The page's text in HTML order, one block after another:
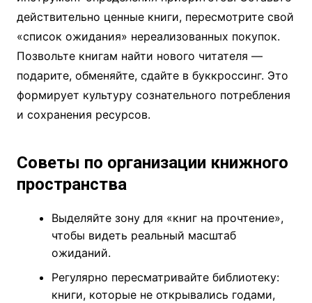
действительно ценные книги, пересмотрите свой
«список ожидания» нереализованных покупок.
Позвольте книгам найти нового читателя —
подарите, обменяйте, сдайте в буккроссинг. Это
формирует культуру сознательного потребления
и сохранения ресурсов.
Советы по организации книжного
пространства
Выделяйте зону для «книг на прочтение»,
чтобы видеть реальный масштаб
ожиданий.
Регулярно пересматривайте библиотеку:
книги, которые не открывались годами,